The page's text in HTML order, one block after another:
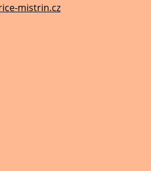
mistrin.cz